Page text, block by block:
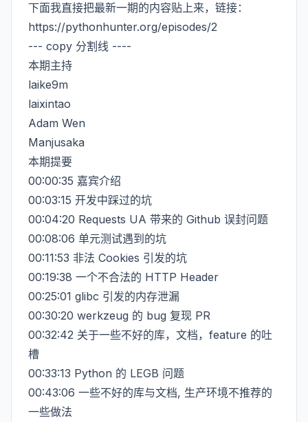
下面我直接把最新一期的内容贴上来，链接：
https://pythonhunter.org/episodes/2
--- copy 分割线 ----
本期主持
laike9m
laixintao
Adam Wen
Manjusaka
本期提要
00:00:35 嘉宾介绍
00:03:15 开发中踩过的坑
00:04:20 Requests UA 带来的 Github 误封问题
00:08:06 单元测试遇到的坑
00:11:53 非法 Cookies 引发的坑
00:19:38 一个不合法的 HTTP Header
00:25:01 glibc 引发的内存泄漏
00:30:20 werkzeug 的 bug 复现 PR
00:32:42 关于一些不好的库，文档，feature 的吐
槽
00:33:13 Python 的 LEGB 问题
00:43:06 一些不好的库与文档, 生产环境不推荐的
一些做法